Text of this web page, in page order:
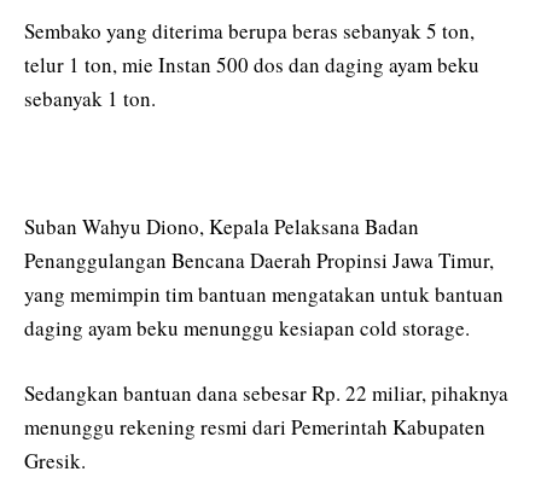
Sembako yang diterima berupa beras sebanyak 5 ton,
telur 1 ton, mie Instan 500 dos dan daging ayam beku
sebanyak 1 ton.
Suban Wahyu Diono, Kepala Pelaksana Badan
Penanggulangan Bencana Daerah Propinsi Jawa Timur,
yang memimpin tim bantuan mengatakan untuk bantuan
daging ayam beku menunggu kesiapan cold storage.
Sedangkan bantuan dana sebesar Rp. 22 miliar, pihaknya
menunggu rekening resmi dari Pemerintah Kabupaten
Gresik.